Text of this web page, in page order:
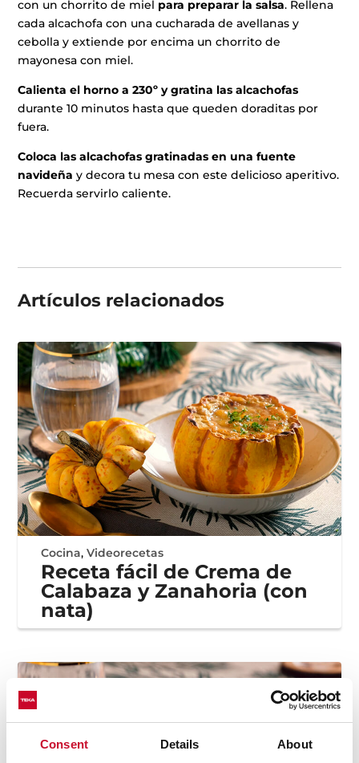
Consent Details About
con un chorrito de miel para preparar la salsa. Rellena
cada alcachofa con una cucharada de avellanas y
cebolla y extiende por encima un chorrito de
mayonesa con miel.
Calienta el horno a 230º y gratina las alcachofas
durante 10 minutos hasta que queden doraditas por
fuera.
Coloca las alcachofas gratinadas en una fuente
navideña y decora tu mesa con este delicioso aperitivo.
Recuerda servirlo caliente.
Artículos relacionados
Cocina,Videorecetas
Receta fácil de Crema de
Calabaza y Zanahoria (con
nata)